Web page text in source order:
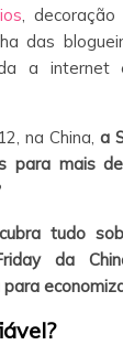
,
das
a internet
na China, a
para mais
tudo
da